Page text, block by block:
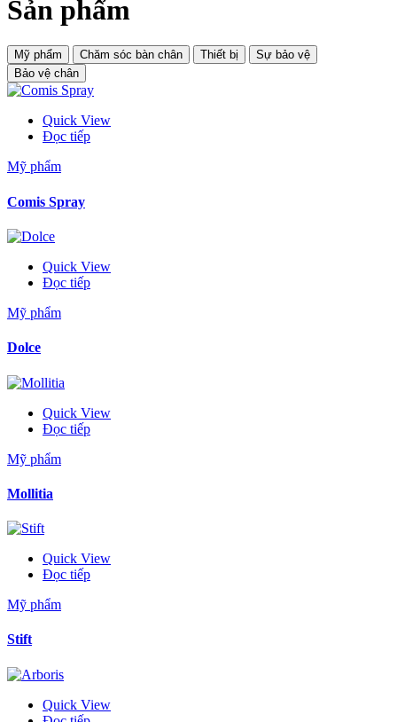
Sản phẩm
Mỹ phẩm Chăm sóc bàn chân Thiết bị
Sự bảo vệ
Bảo vệ chân
Quick View
Đọc tiếp
Mỹ phẩm
Comis Spray
Quick View
Đọc tiếp
Mỹ phẩm
Dolce
Quick View
Đọc tiếp
Mỹ phẩm
Mollitia
Quick View
Đọc tiếp
Mỹ phẩm
Stift
Quick View